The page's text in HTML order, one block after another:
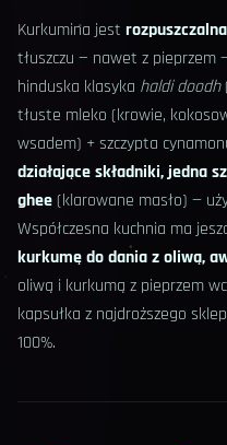
Kurkumina jest
tłuszczu — nawet z pieprzem
hinduska klasyka haldi doodh
tłuste mleko (krowie,
wsadem) + szczypta
działające składniki, jedna
ghee (klarowane masło) —
Współczesna kuchnia ma
kurkumę do dania z oliwą,
oliwą i kurkumą z pieprzem
kapsułka z najdroższego
100%.